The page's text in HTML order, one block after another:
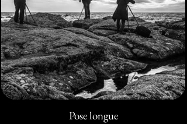
Pose longue